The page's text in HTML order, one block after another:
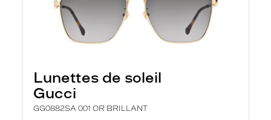
Lunettes de soleil
Gucci
GG0882SA 001 OR BRILLANT